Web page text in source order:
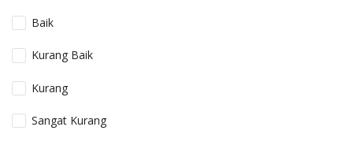
Baik
Kurang Baik
Kurang
Sangat Kurang